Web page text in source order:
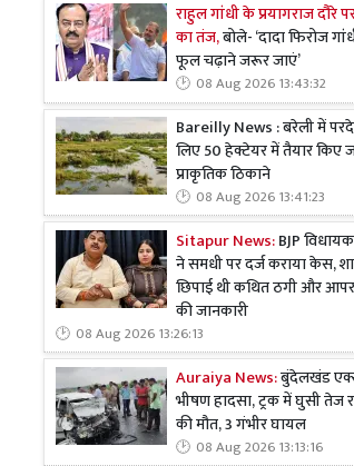
राहुल गांधी के प्रयागराज दौरे
का तंज,बोले- ‘दादा फिरोज
फूल चढ़ाने जरूर जाएं’
08 Aug 2026 13:43:32
Bareilly News : बरेली में
लिए 50 हेक्टेयर में तैयार किए
प्राकृतिक ठिकाने
08 Aug 2026 13:41:23
Sitapur News:BJP विधायक
ने समधी पर दर्ज कराया केस,
छिपाई थी कथित ठगी और
की जानकारी
08 Aug 2026 13:26:13
Auraiya News:बुंदेलखंड
भीषण हादसा, ट्रक में घुसी तेज
की मौत, 3 गंभीर घायल
08 Aug 2026 13:13:16